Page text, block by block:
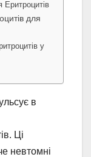
для
у
в
Ці
невтомні